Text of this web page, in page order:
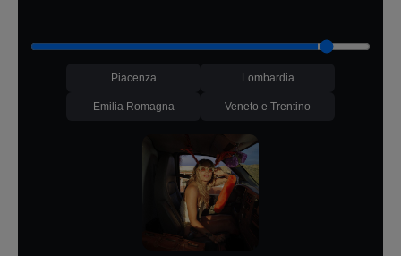
Piacenza Lombardia
Emilia Romagna Veneto e Trentino